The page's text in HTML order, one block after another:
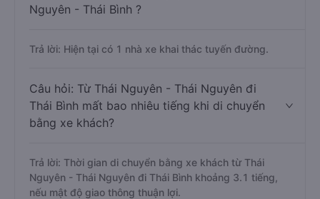
Nguyên - Thái Bình ?
Trả lời: Hiện tại có 1 nhà xe khai thác tuyến đường.
Câu hỏi: Từ Thái Nguyên - Thái Nguyên đi
Thái Bình mất bao nhiêu tiếng khi di chuyển
bằng xe khách?
Trả lời: Thời gian di chuyển bằng xe khách từ Thái
Nguyên - Thái Nguyên đi Thái Bình khoảng 3.1 tiếng,
nếu mật độ giao thông thuận lợi.